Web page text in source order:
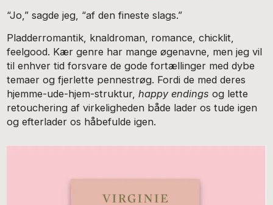
“Jo,” sagde jeg, “af den fineste slags.”
Pladderromantik, knaldroman, romance, chicklit,
feelgood. Kær genre har mange øgenavne, men jeg vil
til enhver tid forsvare de gode fortællinger med dybe
temaer og fjerlette pennestrøg. Fordi de med deres
hjemme-ude-hjem-struktur,happy endings og lette
retouchering af virkeligheden både lader os tude igen
og efterlader os håbefulde igen.